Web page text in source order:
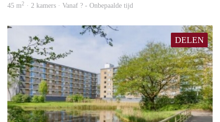
45 m2 · 2 kamers · Vanaf ? - Onbepaalde tijd
DELEN